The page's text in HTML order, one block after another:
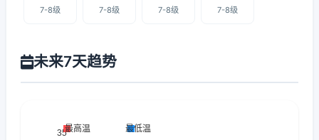
7-8级 7-8级 7-8级 7-8级
未来7天趋势